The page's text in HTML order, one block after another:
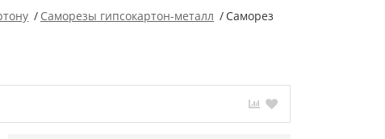
Саморезы гипсокартон-металл
Саморез